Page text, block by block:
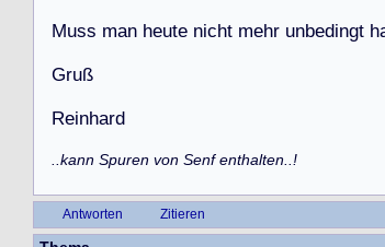
Muss man heute nicht mehr unbedingt h
Gruß
Reinhard
..kann Spuren von Senf enthalten..!
Antworten Zitieren